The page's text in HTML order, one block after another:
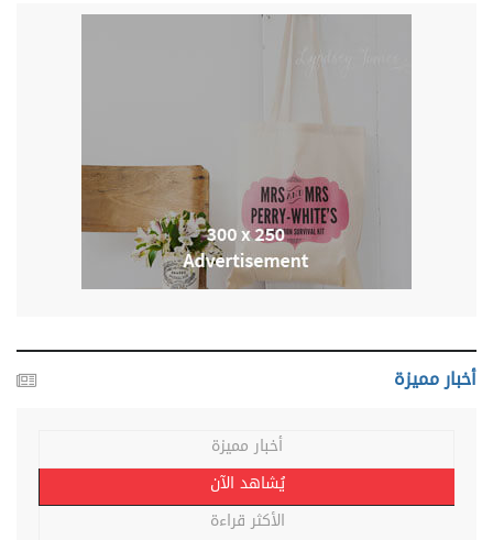
أخبار مميزة
أخبار مميزة
يُشاهد الآن
الأكثر قراءة